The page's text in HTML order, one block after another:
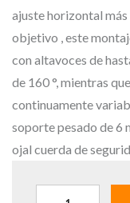
o
o
r
i
g
i
n
a
ajuste horizontal
objetivo , este
con altavoces de
de 160 °, mientras
continuamente
soporte pesado de 6
ojal cuerda de